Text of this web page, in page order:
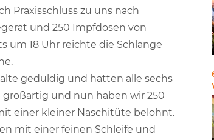
Praxisschluss zu uns nach
und 250 Impfdosen von
um 18 Uhr reichte die Schlange
geduldig und hatten alle sechs
großartig und nun haben wir 250
einer kleiner Naschitüte belohnt.
mit einer feinen Schleife und